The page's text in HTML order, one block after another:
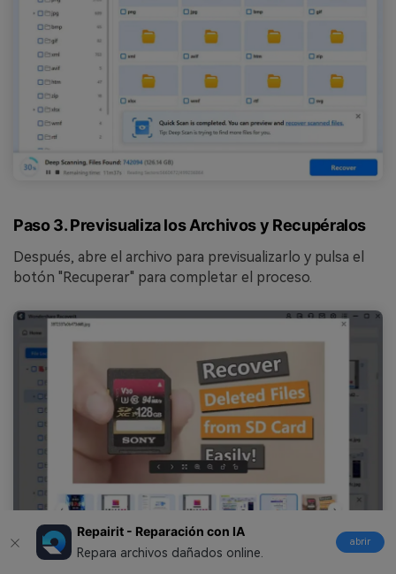
Repairit - Reparación con IA
Repara archivos dañados online.
abrir
Paso 3. Previsualiza los Archivos y Recupéralos
Después, abre el archivo para previsualizarlo y pulsa el
botón "Recuperar" para completar el proceso.